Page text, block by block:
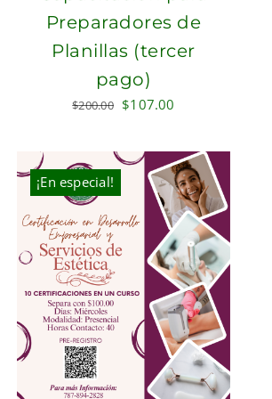
Preparadores de
Planillas (tercer
pago)
$200.00 Original
was:
$200.00.
$107.00
is:
$107.00.
¡En especial!